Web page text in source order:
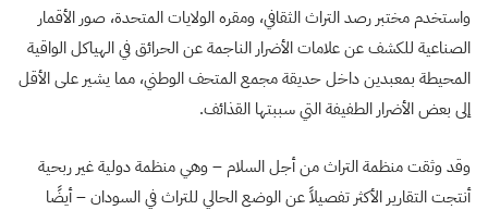
واستخدم مختبر رصد التراث الثقافي، ومقره الولايات المتحدة، صور الأقمار
الصناعية للكشف عن علامات الأضرار الناجمة عن الحرائق في الهياكل الواقية
المحيطة بمعبدين داخل حديقة مجمع المتحف الوطني، مما يشير على الأقل
إلى بعض الأضرار الطفيفة التي سببتها القذائف.
وقد وثقتمنظمة التراث من أجل السلام –وهي منظمة دولية غير ربحية
أنتجت التقارير الأكثر تفصيلاً عن الوضع الحالي للتراث في السودان – أيضًا